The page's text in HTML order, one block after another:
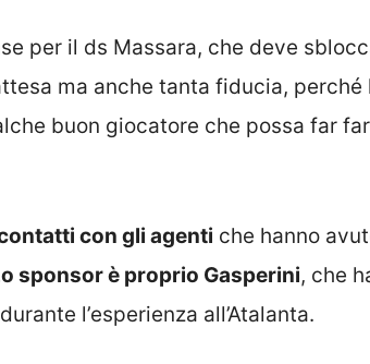
per il ds Massara, che deve
ma anche tanta fiducia, perché
buon giocatore che possa far
con gli agenti che hanno
sponsor è proprio Gasperini, che
l’esperienza all’Atalanta.